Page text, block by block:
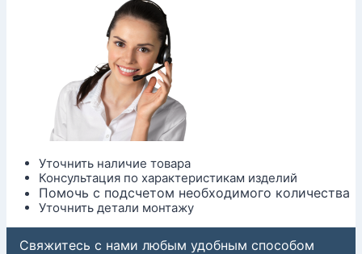
Уточнить наличие товара
Консультация по характеристикам изделий
Помочь с подсчетом необходимого количества
Уточнить детали монтажу
Свяжитесь с нами любым удобным способом